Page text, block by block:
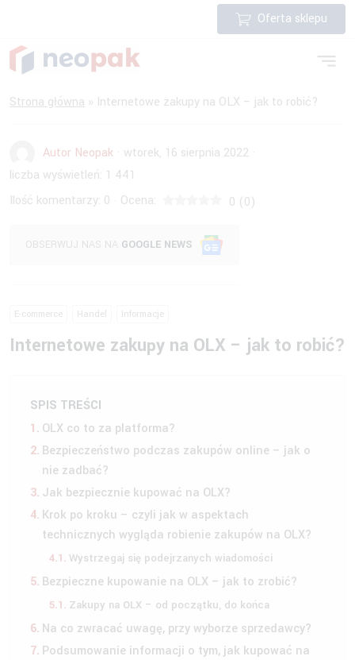
Oferta sklepu
Strona główna » Internetowe zakupy na OLX – jak to robić?
Autor Neopak · wtorek, 16 sierpnia 2022 ·
liczba wyświetleń: 1 441
Ilość komentarzy: 0 · Ocena: 0 (0)
OBSERWUJ NAS NA GOOGLE NEWS
E-commerce Handel Informacje
Internetowe zakupy na OLX – jak to robić?
SPIS TREŚCI
OLX co to za platforma?
Bezpieczeństwo podczas zakupów online – jak o
nie zadbać?
Jak bezpiecznie kupować na OLX?
Krok po kroku – czyli jak w aspektach
technicznych wygląda robienie zakupów na OLX?
Wystrzegaj się podejrzanych wiadomości
Bezpieczne kupowanie na OLX – jak to zrobić?
Zakupy na OLX – od początku, do końca
Na co zwracać uwagę, przy wyborze sprzedawcy?
Podsumowanie informacji o tym, jak kupować na